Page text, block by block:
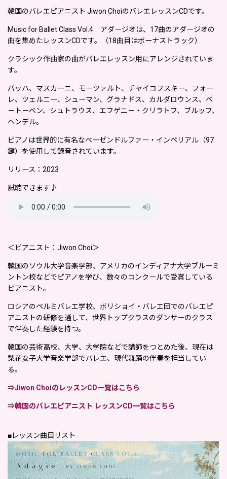
韓国のバレエピアニスト Jiwon ChoiのバレエレッスンCDです。
Music for Ballet Class Vol.4 アダージオは、17曲のアダージオの
曲を集めたレッスンCDです。（18曲目はボーナストラック）
クラシック作曲家の曲がバレエレッスン用にアレンジされていま
す。
バッハ、マスカーニ、モーツァルト、チャイコフスキー、フォー
レ、ツェルニー、シューマン、グラナドス、カルダロウンス、ベ
ートーベン、シュトラウス、エフゲニー・クリラトフ、ブルッフ、
ヘンデル。
ピアノは世界的に有名なベーゼンドルファー・インペリアル（97
鍵）を使用して録音されています。
リリース：2023
試聴できます♪
＜ピアニスト：Jiwon Choi＞
韓国のソウル大学音楽学部、アメリカのインディアナ大学ブルーミ
ントン校などでピアノを学び、数々のコンクールで受賞している
ピアニスト。
ロシアのペルミバレエ学校、ボリショイ・バレエ団でのバレエピ
アニストの研修を通して、世界トップクラスのダンサーのクラス
で伴奏した経験を持つ。
韓国の芸術高校、大学、大学院などで講師をつとめた後、現在は
梨花女子大学音楽学部でバレエ、現代舞踊の伴奏を担当してい
る。
⇒Jiwon ChoiのレッスンCD一覧はこちら
⇒韓国のバレエピアニスト レッスンCD一覧はこちら
■レッスン曲目リスト